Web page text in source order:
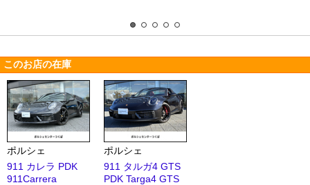
このお店の在庫
ポルシェ
911 カレラ PDK
911Carrera
ポルシェ
911 タルガ4 GTS
PDK Targa4 GTS